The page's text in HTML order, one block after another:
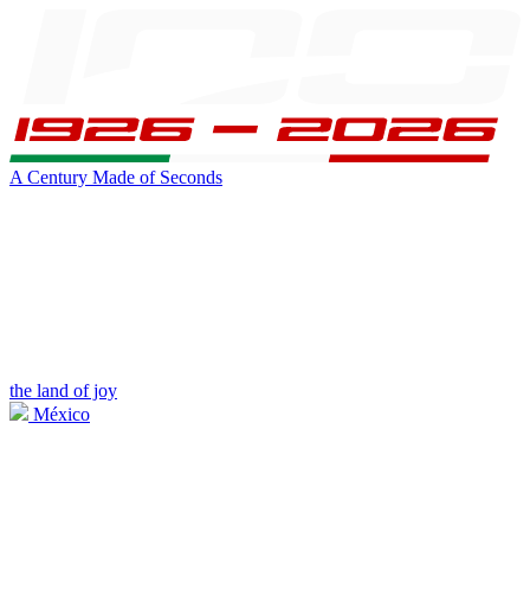
A Century Made of Seconds
the land of joy
México